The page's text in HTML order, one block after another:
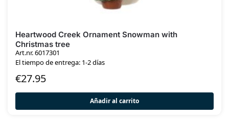
Heartwood Creek Ornament Snowman with
Christmas tree
Art.nr. 6017301
El tiempo de entrega: 1-2 días
€27.95
Añadir al carrito